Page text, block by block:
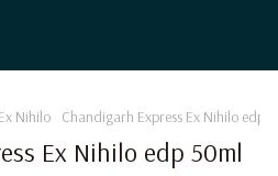
Nihilo Chandigarh Express Ex Nihilo edp
Ex Nihilo edp 50ml